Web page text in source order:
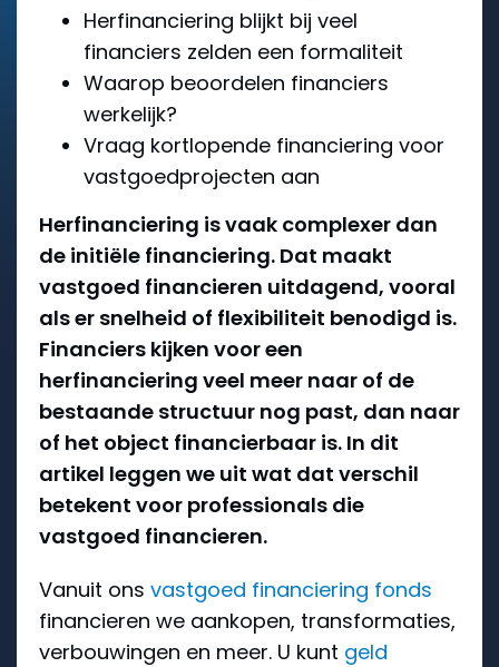
Herfinanciering blijkt bij veel
financiers zelden een formaliteit
Waarop beoordelen financiers
werkelijk?
Vraag kortlopende financiering voor
vastgoedprojecten aan
Herfinanciering is vaak complexer dan
de initiële financiering. Dat maakt
vastgoed financieren uitdagend, vooral
als er snelheid of flexibiliteit benodigd is.
Financiers kijken voor een
herfinanciering veel meer naar of de
bestaande structuur nog past, dan naar
of het object financierbaar is. In dit
artikel leggen we uit wat dat verschil
betekent voor professionals die
vastgoed financieren.
Vanuit ons vastgoed financiering fonds
financieren we aankopen, transformaties,
verbouwingen en meer. U kunt geld